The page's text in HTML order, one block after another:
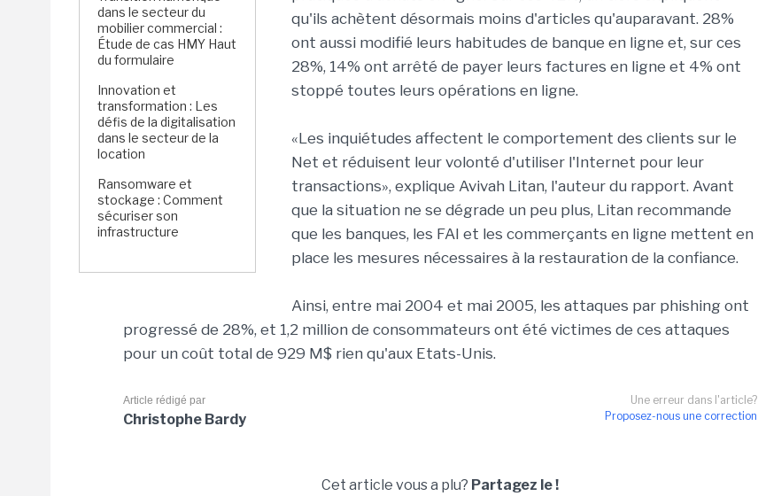
dans le secteur du
mobilier commercial :
Étude de cas HMY Haut
du formulaire
Innovation et
transformation : Les
défis de la digitalisation
dans le secteur de la
location
Ransomware et
stockage : Comment
sécuriser son
infrastructure
qu'ils achètent désormais moins d'articles qu'auparavant. 28%
ont aussi modifié leurs habitudes de banque en ligne et, sur ces
28%, 14% ont arrêté de payer leurs factures en ligne et 4% ont
stoppé toutes leurs opérations en ligne.
«Les inquiétudes affectent le comportement des clients sur le
Net et réduisent leur volonté d'utiliser l'Internet pour leur
transactions», explique Avivah Litan, l'auteur du rapport. Avant
que la situation ne se dégrade un peu plus, Litan recommande
que les banques, les FAI et les commerçants en ligne mettent en
place les mesures nécessaires à la restauration de la confiance.
Ainsi, entre mai 2004 et mai 2005, les attaques par phishing ont
progressé de 28%, et 1,2 million de consommateurs ont été victimes de ces attaques
pour un coût total de 929 M$ rien qu'aux Etats-Unis.
Une erreur dans l'article?
Proposez-nous une correction
Article rédigé par
Christophe Bardy
Cet article vous a plu? Partagez le !